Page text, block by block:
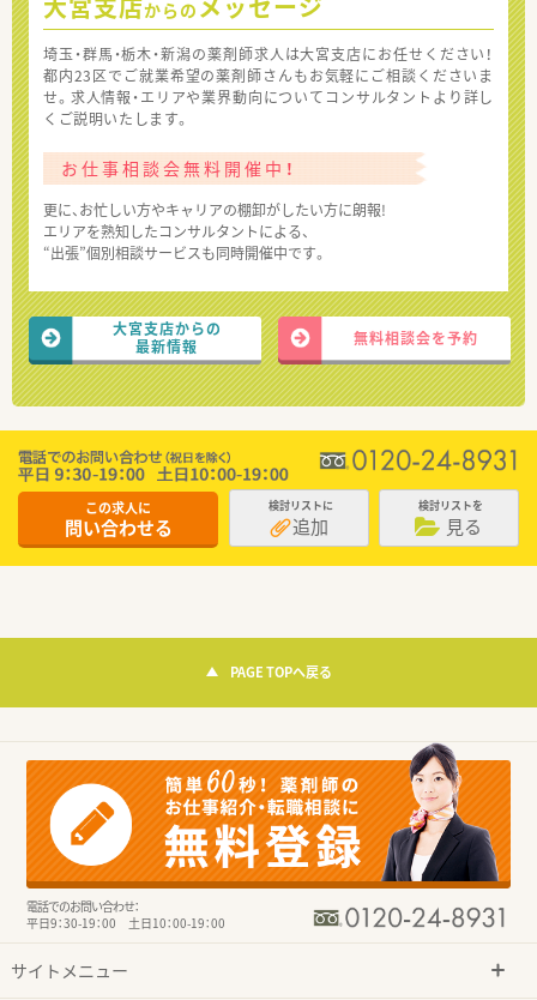
からの
埼玉・群馬・栃木・新潟の薬剤師求人は大宮支店にお任せください！
都内23区でご就業希望の薬剤師さんもお気軽にご相談くださいま
せ。求人情報・エリアや業界動向についてコンサルタントより詳し
くご説明いたします。
お仕事相談会無料開催中！
更に、お忙しい方やキャリアの棚卸がしたい方に朗報!
エリアを熟知したコンサルタントによる、
“出張”個別相談サービスも同時開催中です。
大宮支店からの
最新情報
無料相談会を予約
この求人に
問い合わせる
検討リストに
追加
検討リストを
見る
PAGE TOPへ戻る
電話でのお問い合わせ：
平日9：30-19：00 土日10：00-19：00
サイトメニュー